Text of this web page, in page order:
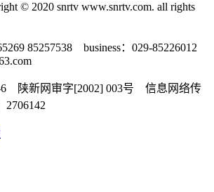
© 2020 snrtv www.snrtv.com. all rights
85257538 business：029-85226012
-6 陕新网审字[2002] 003号 信息网络传
2706142